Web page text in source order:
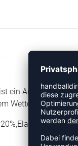
ein Artikel der
Wetter. Das
6%,